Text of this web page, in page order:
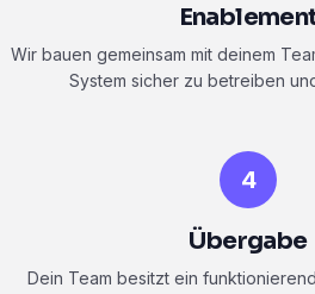
Wir bauen gemeinsam mit deinem
System sicher zu betreiben
4
Übergabe
Dein Team besitzt ein